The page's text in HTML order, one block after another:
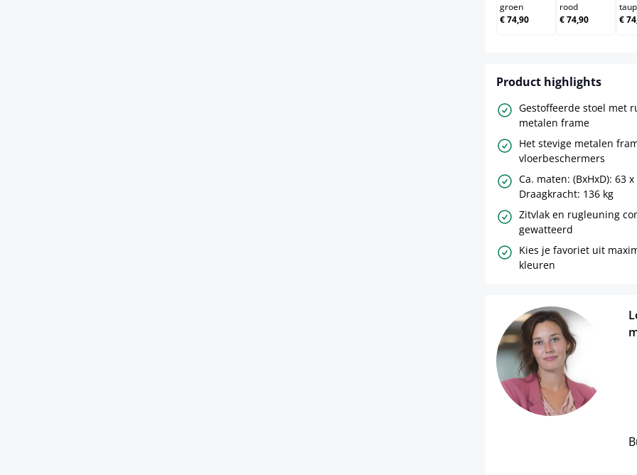
groen
€ 74,90
rood
€ 74,90
€
Product highlights
Gestoffeerde stoel met
metalen frame
Het stevige metalen
vloerbeschermers
Ca. maten: (BxHxD): 63 x
Draagkracht: 136 kg
Zitvlak en rugleuning
gewatteerd
Kies je favoriet uit
kleuren